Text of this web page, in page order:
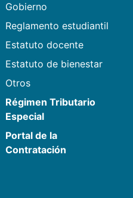
Gobierno
Reglamento estudiantil
Estatuto docente
Estatuto de bienestar
Otros
Régimen Tributario
Especial
Portal de la
Contratación